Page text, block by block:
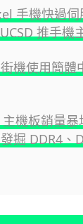
手機快過
推手機
機使用簡
機板銷量
掘 DDR4、